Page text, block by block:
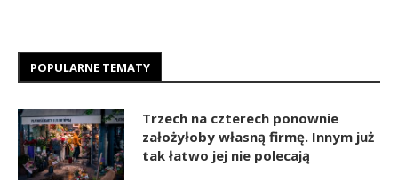
POPULARNE TEMATY
Trzech na czterech ponownie
założyłoby własną firmę. Innym już
tak łatwo jej nie polecają